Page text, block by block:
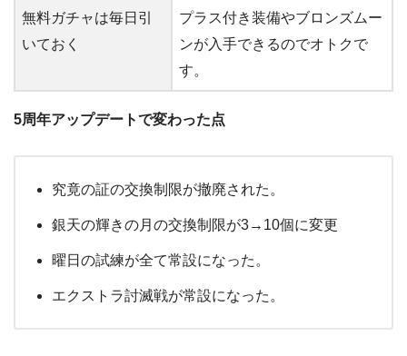
無料ガチャは毎日引
いておく
プラス付き装備やブロンズムー
ンが入手できるのでオトクで
す。
5周年アップデートで変わった点
究竟の証の交換制限が撤廃された。
銀天の輝きの月の交換制限が3→10個に変更
曜日の試練が全て常設になった。
エクストラ討滅戦が常設になった。